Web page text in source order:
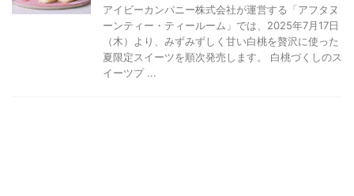
アイビーカンパニー株式会社が運営する「アフタヌ
ーンティー・ティールーム」では、2025年7月17日
（木）より、みずみずしく甘い白桃を贅沢に使った
夏限定スイーツを順次発売します。 白桃づくしのス
イーツプ ...